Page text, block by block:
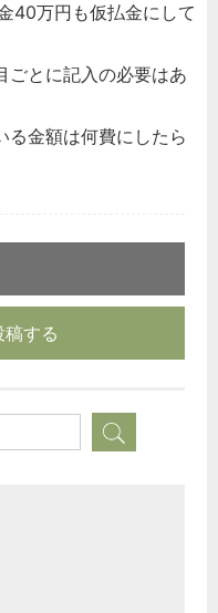
40万円も仮払金にして
ごとに記入の必要はあ
る金額は何費にしたら
する